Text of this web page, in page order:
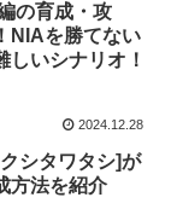
の育成・攻
NIAを勝てない
しいシナリオ！
2024.12.28
シタワタシ]が
方法を紹介